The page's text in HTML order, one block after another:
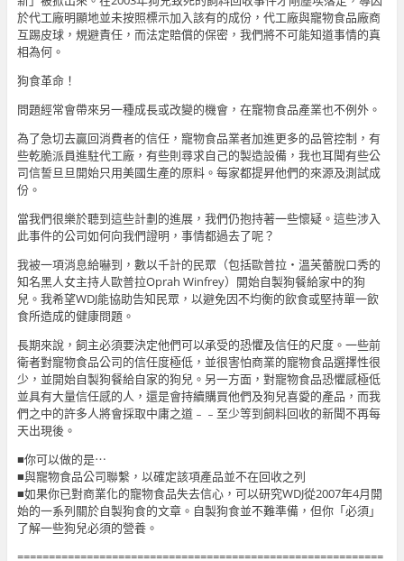
於代工廠明顯地並未按照標示加入該有的成份，代工廠與寵物食品廠商
互踢皮球，規避責任，而法定賠償的保密，我們將不可能知道事情的真
相為何。
狗食革命！
問題經常會帶來另一種成長或改變的機會，在寵物食品產業也不例外。
為了急切去贏回消費者的信任，寵物食品業者加進更多的品管控制，有
些乾脆派員進駐代工廠，有些則尋求自己的製造設備，我也耳聞有些公
司信誓旦旦開始只用美國生產的原料。每家都提昇他們的來源及測試成
份。
當我們很樂於聽到這些計劃的進展，我們仍抱持著一些懷疑。這些涉入
此事件的公司如何向我們證明，事情都過去了呢？
我被一項消息給嚇到，數以千計的民眾（包括歐普拉‧溫芙蕾脫口秀的
知名黑人女主持人歐普拉Oprah Winfrey）開始自製狗餐給家中的狗
兒。我希望WDJ能協助告知民眾，以避免因不均衡的飲食或堅持單一飲
食所造成的健康問題。
長期來說，飼主必須要決定他們可以承受的恐懼及信任的尺度。一些前
衛者對寵物食品公司的信任度極低，並很害怕商業的寵物食品選擇性很
少，並開始自製狗餐給自家的狗兒。另一方面，對寵物食品恐懼感極低
並具有大量信任感的人，還是會持續購買他們及狗兒喜愛的產品，而我
們之中的許多人將會採取中庸之道﹣﹣至少等到飼料回收的新聞不再每
天出現後。
■你可以做的是⋯
■與寵物食品公司聯繫，以確定該項產品並不在回收之列
■如果你已對商業化的寵物食品失去信心，可以研究WDJ從2007年4月開
始的一系列關於自製狗食的文章。自製狗食並不難準備，但你「必須」
了解一些狗兒必須的營養。
==========================================================